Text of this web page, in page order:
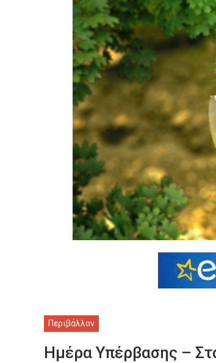
Περιβάλλον
Ημέρα Υπέρβασης –